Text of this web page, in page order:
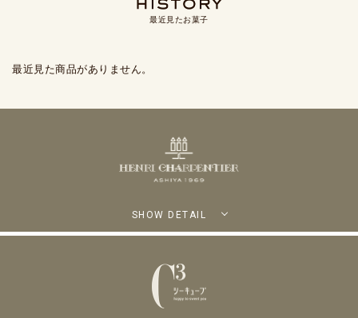
最近見たお菓子
最近見た商品がありません。
SHOW DETAIL